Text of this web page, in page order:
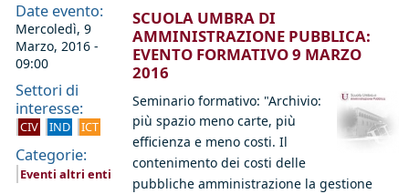
Date evento:
Mercoledì, 9
Marzo, 2016 -
09:00
Settori di
interesse:
CIV IND ICT
Categorie:
Eventi altri enti
SCUOLA UMBRA DI
AMMINISTRAZIONE PUBBLICA:
EVENTO FORMATIVO 9 MARZO
2016
Seminario formativo: "Archivio:
più spazio meno carte, più
efficienza e meno costi.Il
contenimento dei costi delle
pubbliche amministrazione la gestione